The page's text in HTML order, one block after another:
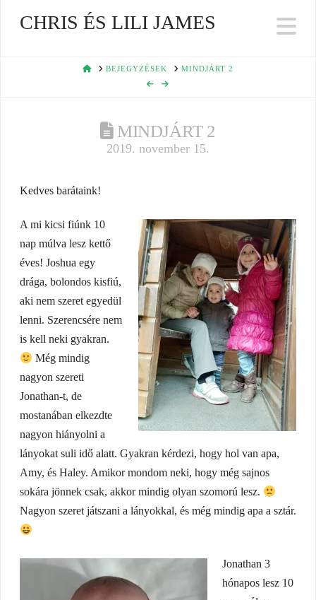
CHRIS ÉS LILI JAMES
HOMEBEJEGYZÉSEK MINDJÁRT 2
MINDJÁRT 2
2019. november 15.
Kedves barátaink!
A mi kicsi fiúnk 10
nap múlva lesz kettő
éves! Joshua egy
drága, bolondos kisfiú,
aki nem szeret egyedül
lenni. Szerencsére nem
is kell neki gyakran.
Még mindig
nagyon szereti
Jonathan-t, de
mostanában elkezdte
nagyon hiányolni a
lányokat suli idő alatt. Gyakran kérdezi, hogy hol van apa,
Amy, és Haley. Amikor mondom neki, hogy még sajnos
sokára jönnek csak, akkor mindig olyan szomorú lesz.
Nagyon szeret játszani a lányokkal, és még mindig apa a sztár.
Jonathan 3
hónapos lesz 10